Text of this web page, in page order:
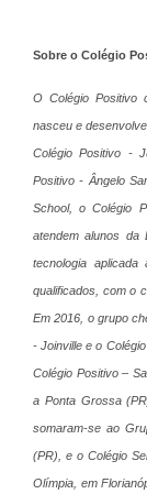
Sobre o Colégio
O Colégio Positivo
nasceu e
Colégio Positivo -
Positivo - Ângelo
School, o Colégio
atendem alunos da
tecnologia
qualificados, com o
Em 2016, o grupo
- Joinville e o
Colégio Positivo –
a Ponta Grossa
somaram-se ao
(PR), e o Colégio
Olímpia, em